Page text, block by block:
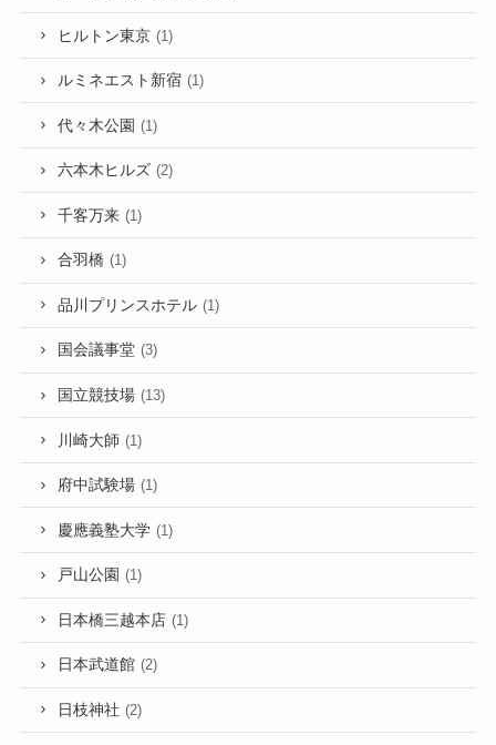
ヒルトン東京 (1)
ルミネエスト新宿 (1)
代々木公園 (1)
六本木ヒルズ (2)
千客万来 (1)
合羽橋 (1)
品川プリンスホテル (1)
国会議事堂 (3)
国立競技場 (13)
川崎大師 (1)
府中試験場 (1)
慶應義塾大学 (1)
戸山公園 (1)
日本橋三越本店 (1)
日本武道館 (2)
日枝神社 (2)